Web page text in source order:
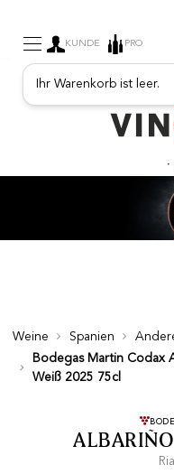
SEKT
NEUE
Ab
99
KUNDE PRO
Ihr Warenkorb ist leer.
Weine Spanien
Bodegas Martin Codax
Weiß 2025 75cl